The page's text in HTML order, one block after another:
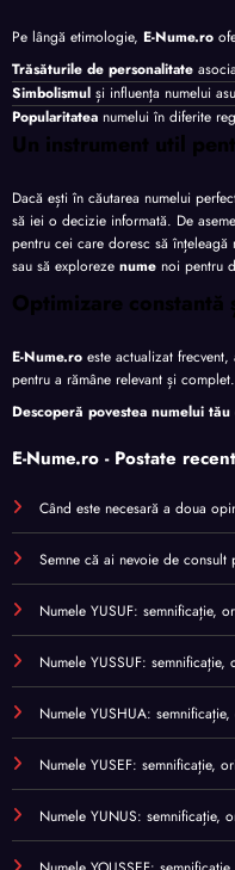
Pe lângă etimologie, E-Nume.ro
Trăsăturile de personalitate
Simbolismul și influența numelui
Popularitatea numelui în diferite
Un instrument util
Dacă ești în căutarea numelui
să iei o decizie informată. De
pentru cei care doresc să
sau să exploreze nume noi pentru
Optimizare
E-Nume.ro este actualizat
pentru a rămâne relevant și complet.
Descoperă povestea numelui tău
E-Nume.ro - Postate recent
Când este necesară a doua
Semne că ai nevoie de consult
Numele YUSUF: semnificație,
Numele YUSSUF:
Numele YUSHUA:
Numele YUSEF: semnificație,
Numele YUNUS: semnificație,